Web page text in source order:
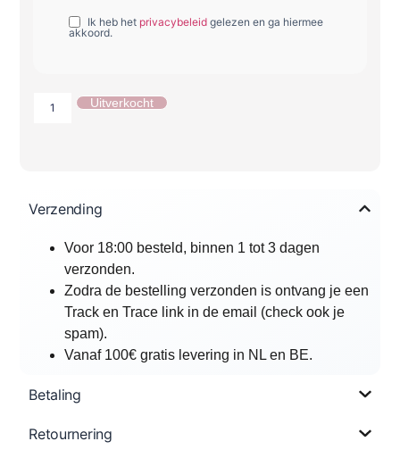
Ik heb het privacybeleidgelezen en ga hiermee
akkoord.
Uitverkocht
Verzending
Voor 18:00 besteld, binnen 1 tot 3 dagen
verzonden.
Zodra de bestelling verzonden is ontvang je een
Track en Trace link in de email (check ook je
spam).
Vanaf 100€ gratis levering in NL en BE.
Betaling
Retournering